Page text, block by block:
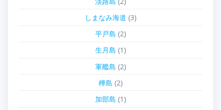
しまなみ海道 (3)
平戸島 (2)
生月島 (1)
軍艦島 (2)
樺島 (2)
加部島 (1)